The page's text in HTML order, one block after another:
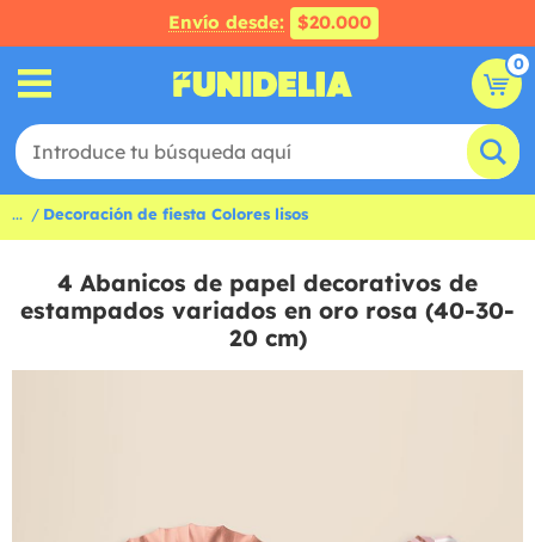
Envío desde: $20.000
0
... Decoración de fiesta Colores lisos
4 Abanicos de papel decorativos de
estampados variados en oro rosa (40-30-
20 cm)